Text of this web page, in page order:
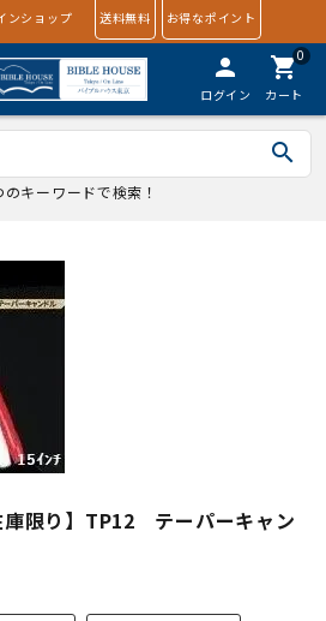
ンショップ 送料無料 お得なポイント
person
ログイン
0
shopping_cart
カート
search
キーワードで検索！
庫限り】TP12 テーパーキャン